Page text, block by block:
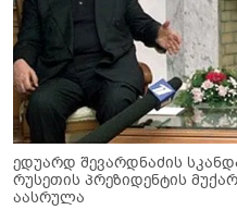
ედუარდ შევარდნაძის
რუსეთის პრეზიდენტის
აასრულა